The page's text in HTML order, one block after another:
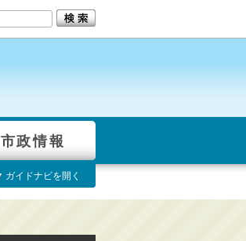
市政情報
ガイドナビを開く